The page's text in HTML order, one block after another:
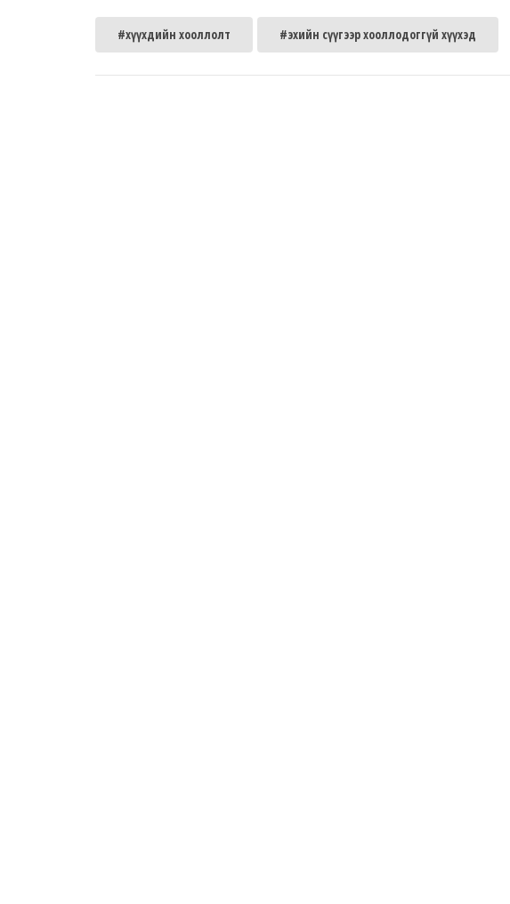
#хүүхдийн хооллолт #эхийн сүүгээр хооллодоггүй хүүхэд